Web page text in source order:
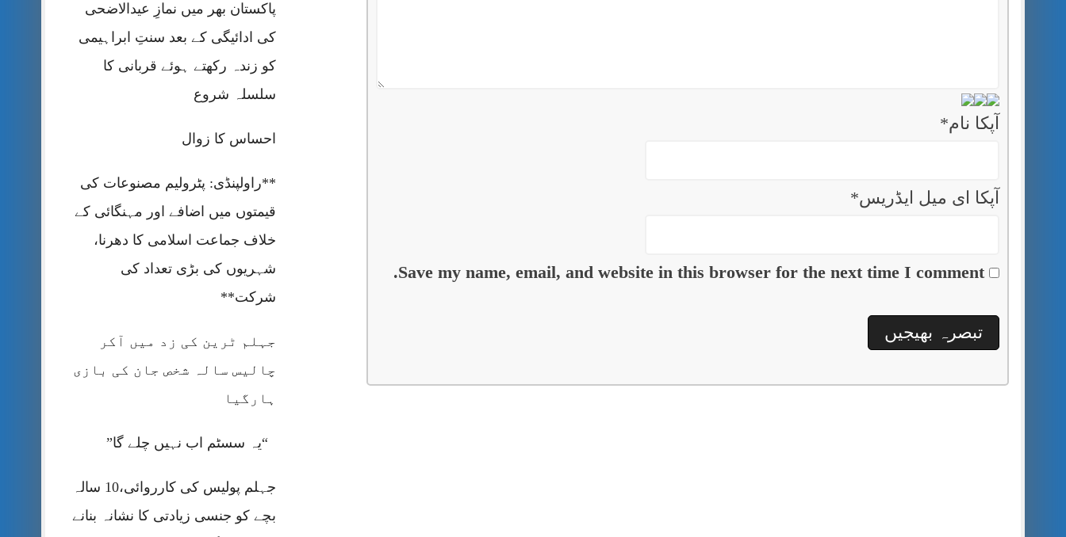
پاکستان بھر میں نمازِ عیدالاضحی
کی ادائیگی کے بعد سنتِ ابراہیمی
کو زندہ رکھتے ہوئے قربانی کا
سلسلہ شروع
احساس کا زوال
**راولپنڈی: پٹرولیم مصنوعات کی
قیمتوں میں اضافے اور مہنگائی کے
خلاف جماعت اسلامی کا دھرنا،
شہریوں کی بڑی تعداد کی
شرکت**
جہلم ٹرین کی زد میں آکر
چالیس سالہ شخص جان کی بازی
ہارگیا
“یہ سسٹم اب نہیں چلے گا”
جہلم پولیس کی کارروائی،10 سالہ
بچے کو جنسی زیادتی کا نشانہ بنانے
آپکا نام*
آپکا ای میل ایڈریس*
Save my name, email, and website in this browser for the next time I comment.